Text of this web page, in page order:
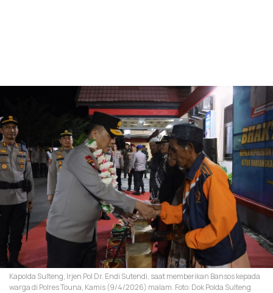
Kapolda Sulteng, Irjen Pol Dr. Endi Sutendi, saat memberikan Bansos kepada
warga di Polres Touna, Kamis (9/4/2026) malam. Foto: Dok Polda Sulteng